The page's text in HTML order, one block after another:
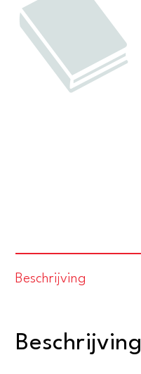
Beschrijving
Beschrijving